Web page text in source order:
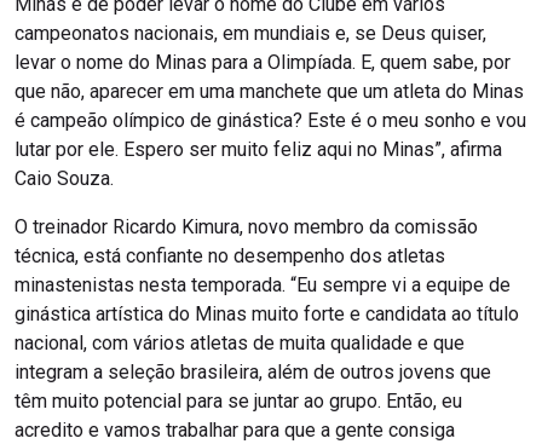
Minas e de poder levar o nome do Clube em vários
campeonatos nacionais, em mundiais e, se Deus quiser,
levar o nome do Minas para a Olimpíada. E, quem sabe, por
que não, aparecer em uma manchete que um atleta do Minas
é campeão olímpico de ginástica? Este é o meu sonho e vou
lutar por ele. Espero ser muito feliz aqui no Minas”, afirma
Caio Souza.
O treinador Ricardo Kimura, novo membro da comissão
técnica, está confiante no desempenho dos atletas
minastenistas nesta temporada. “Eu sempre vi a equipe de
ginástica artística do Minas muito forte e candidata ao título
nacional, com vários atletas de muita qualidade e que
integram a seleção brasileira, além de outros jovens que
têm muito potencial para se juntar ao grupo. Então, eu
acredito e vamos trabalhar para que a gente consiga